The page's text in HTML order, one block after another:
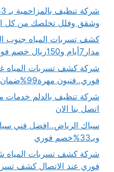
وشقق وفلل تخلصك من كل
مدار7أيام و150ريال خصم فوري
فوري..فنيون مهرة99%ضمان اتصل الان
اتصل بنا الان
وبـ33%خصم فوري
فوري عند الاتصال كشف تسربات